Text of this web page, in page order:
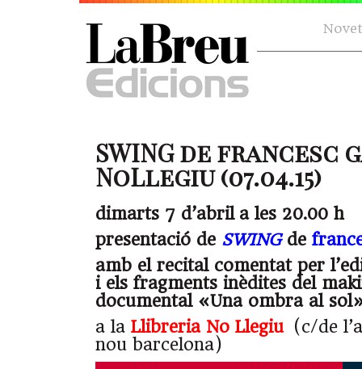
SWING de francesc
NoLlegiu (07.04.15)
dimarts 7 d’abril a les 20.00 h
presentació de SWING de
amb el recital comentat per
i els fragments inèdites del
documental «Una ombra al
a la Llibreria No Llegiu (c/de
nou barcelona)